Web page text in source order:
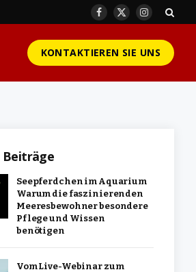
Facebook
X
Instagram
KONTAKTIEREN SIE UNS
Beiträge
Seepferdchen im Aquarium
Warum die faszinierenden
Meeresbewohner besondere
Pflege und Wissen
benötigen
Vom Live-Webinar zum